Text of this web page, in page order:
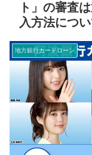
ト」の審査
入方法につ
地方銀行カードローン